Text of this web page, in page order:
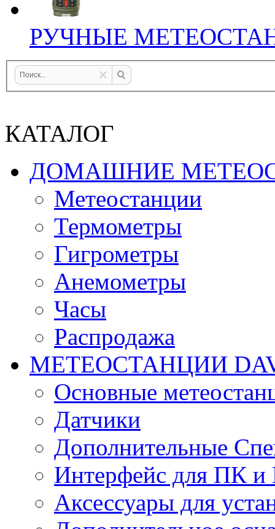
РУЧНЫЕ
КАТАЛОГ
ДОМАШНИЕ
Метеостанции
Термометры
Гигрометры
Анемометры
Часы
Распродажа
МЕТЕОСТАНЦИИ
Основные
Датчики
Дополнительные
Интерфейс для ПК
Аксессуары для